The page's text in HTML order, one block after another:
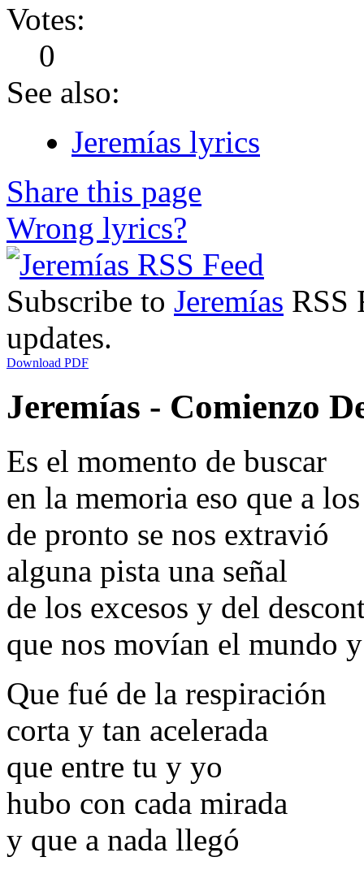
Votes:
0
See also:
Jeremías lyrics
Share this page
Wrong lyrics?
Subscribe to Jeremías RSS
updates.
Download PDF
Jeremías - Comienzo
Es el momento de buscar
en la memoria eso que a
de pronto se nos extravió
alguna pista una señal
de los excesos y del
que nos movían el mundo
Que fué de la respiración
corta y tan acelerada
que entre tu y yo
hubo con cada mirada
y que a nada llegó